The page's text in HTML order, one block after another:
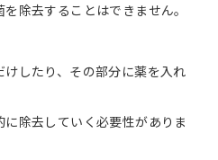
除去することはできません。
したり、その部分に薬を入れ
に除去していく必要性がありま